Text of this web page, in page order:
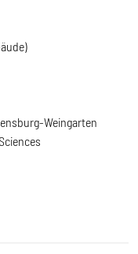
Weingarten